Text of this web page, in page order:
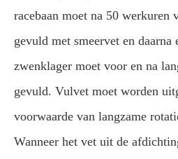
racebaan moet na 50 werkuren
gevuld met smeervet en
zwenklager moet voor en na
gevuld. Vulvet moet worden
voorwaarde van langzame
Wanneer het vet uit de